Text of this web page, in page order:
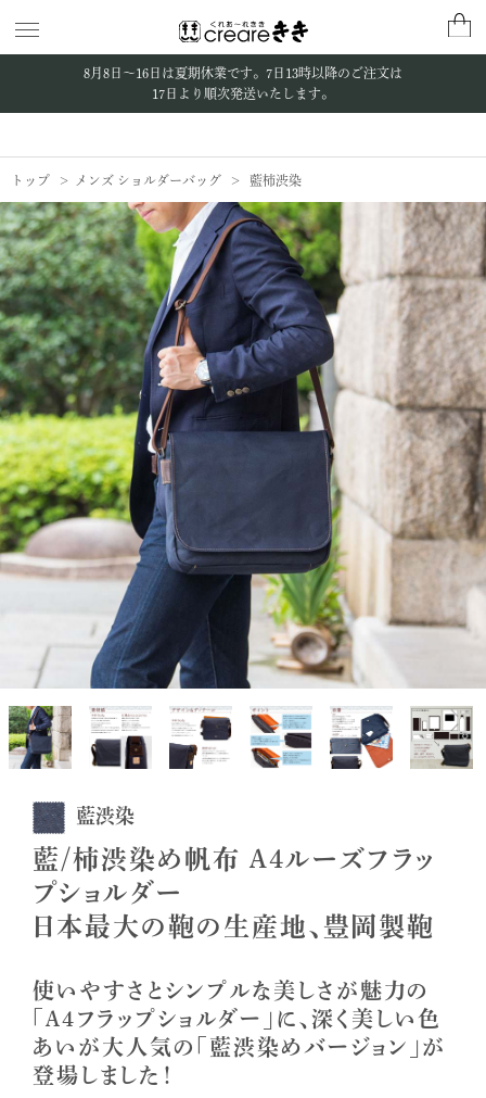
8月8日〜16日は夏期休業です。 7日13時以降のご注文は
17日より順次発送いたします。
トップ メンズ ショルダーバッグ 藍柿渋染
藍渋染
藍/柿渋染め帆布 A4ルーズフラッ
プショルダー
日本最大の鞄の生産地、豊岡製鞄
使いやすさとシンプルな美しさが魅力の
「A4フラップショルダー」に、深く美しい色
あいが大人気の「藍渋染めバージョン」が
登場しました！